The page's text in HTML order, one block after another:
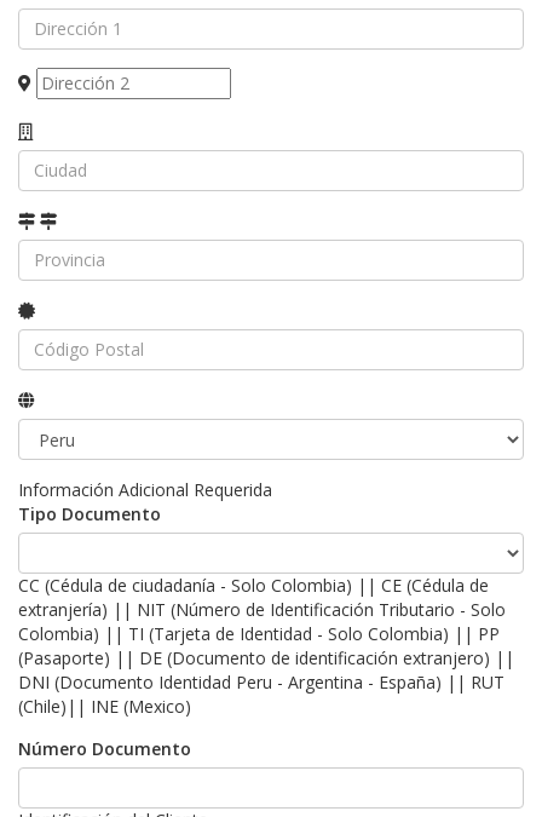
Información Adicional Requerida
Tipo Documento
CC (Cédula de ciudadanía - Solo Colombia) || CE (Cédula de
extranjería) || NIT (Número de Identificación Tributario - Solo
Colombia) || TI (Tarjeta de Identidad - Solo Colombia) || PP
(Pasaporte) || DE (Documento de identificación extranjero) ||
DNI (Documento Identidad Peru - Argentina - España) || RUT
(Chile)|| INE (Mexico)
Número Documento